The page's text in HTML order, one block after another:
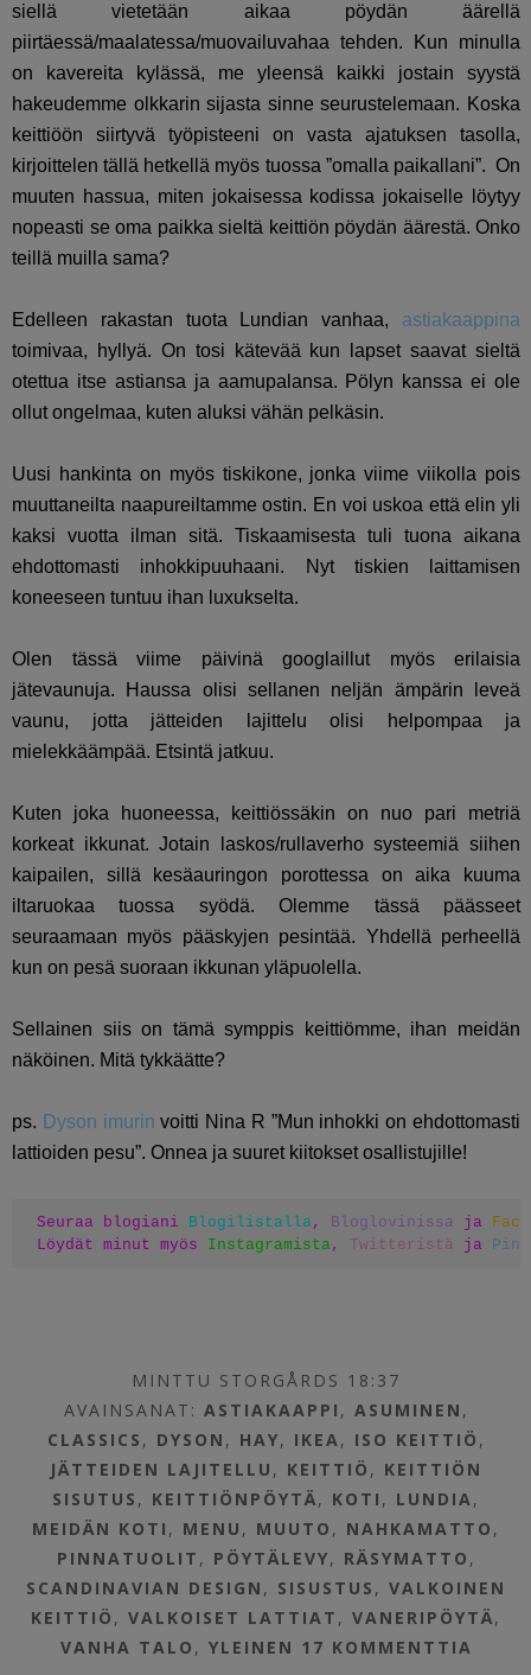
siellä vietetään aikaa pöydän äärellä
piirtäessä/maalatessa/muovailuvahaa tehden. Kun minulla
on kavereita kylässä, me yleensä kaikki jostain syystä
hakeudemme olkkarin sijasta sinne seurustelemaan. Koska
keittiöön siirtyvä työpisteeni on vasta ajatuksen tasolla,
kirjoittelen tällä hetkellä myös tuossa ”omalla paikallani”. On
muuten hassua, miten jokaisessa kodissa jokaiselle löytyy
nopeasti se oma paikka sieltä keittiön pöydän äärestä. Onko
teillä muilla sama?
Edelleen rakastan tuota Lundian vanhaa, astiakaappina
toimivaa, hyllyä. On tosi kätevää kun lapset saavat sieltä
otettua itse astiansa ja aamupalansa. Pölyn kanssa ei ole
ollut ongelmaa, kuten aluksi vähän pelkäsin.
Uusi hankinta on myös tiskikone, jonka viime viikolla pois
muuttaneilta naapureiltamme ostin. En voi uskoa että elin yli
kaksi vuotta ilman sitä. Tiskaamisesta tuli tuona aikana
ehdottomasti inhokkipuuhaani. Nyt tiskien laittamisen
koneeseen tuntuu ihan luxukselta.
Olen tässä viime päivinä googlaillut myös erilaisia
jätevaunuja. Haussa olisi sellanen neljän ämpärin leveä
vaunu, jotta jätteiden lajittelu olisi helpompaa ja
mielekkäämpää. Etsintä jatkuu.
Kuten joka huoneessa, keittiössäkin on nuo pari metriä
korkeat ikkunat. Jotain laskos/rullaverho systeemiä siihen
kaipailen, sillä kesäauringon porottessa on aika kuuma
iltaruokaa tuossa syödä. Olemme tässä päässeet
seuraamaan myös pääskyjen pesintää. Yhdellä perheellä
kun on pesä suoraan ikkunan yläpuolella.
Sellainen siis on tämä symppis keittiömme, ihan meidän
näköinen. Mitä tykkäätte?
ps. Dyson imurin voitti Nina R ”Mun inhokki on ehdottomasti
lattioiden pesu”. Onnea ja suuret kiitokset osallistujille!
Seuraa blogiani Blogilistalla, Bloglovinissa ja
Löydät minut myös Instagramista, Twitteristä ja
MINTTU STORGÅRDS 18:37
AVAINSANAT: ASTIAKAAPPI , ASUMINEN ,
CLASSICS , DYSON , HAY, IKEA, ISO KEITTIÖ ,
JÄTTEIDEN LAJITELLU , KEITTIÖ , KEITTIÖN
SISUTUS , KEITTIÖNPÖYTÄ, KOTI , LUNDIA,
MEIDÄN KOTI , MENU , MUUTO , NAHKAMATTO ,
PINNATUOLIT , PÖYTÄLEVY, RÄSYMATTO ,
SCANDINAVIAN DESIGN , SISUSTUS ,VALKOINEN
KEITTIÖ ,VALKOISET LATTIAT ,VANERIPÖYTÄ,
VANHA TALO , YLEINEN 17 KOMMENTTIA